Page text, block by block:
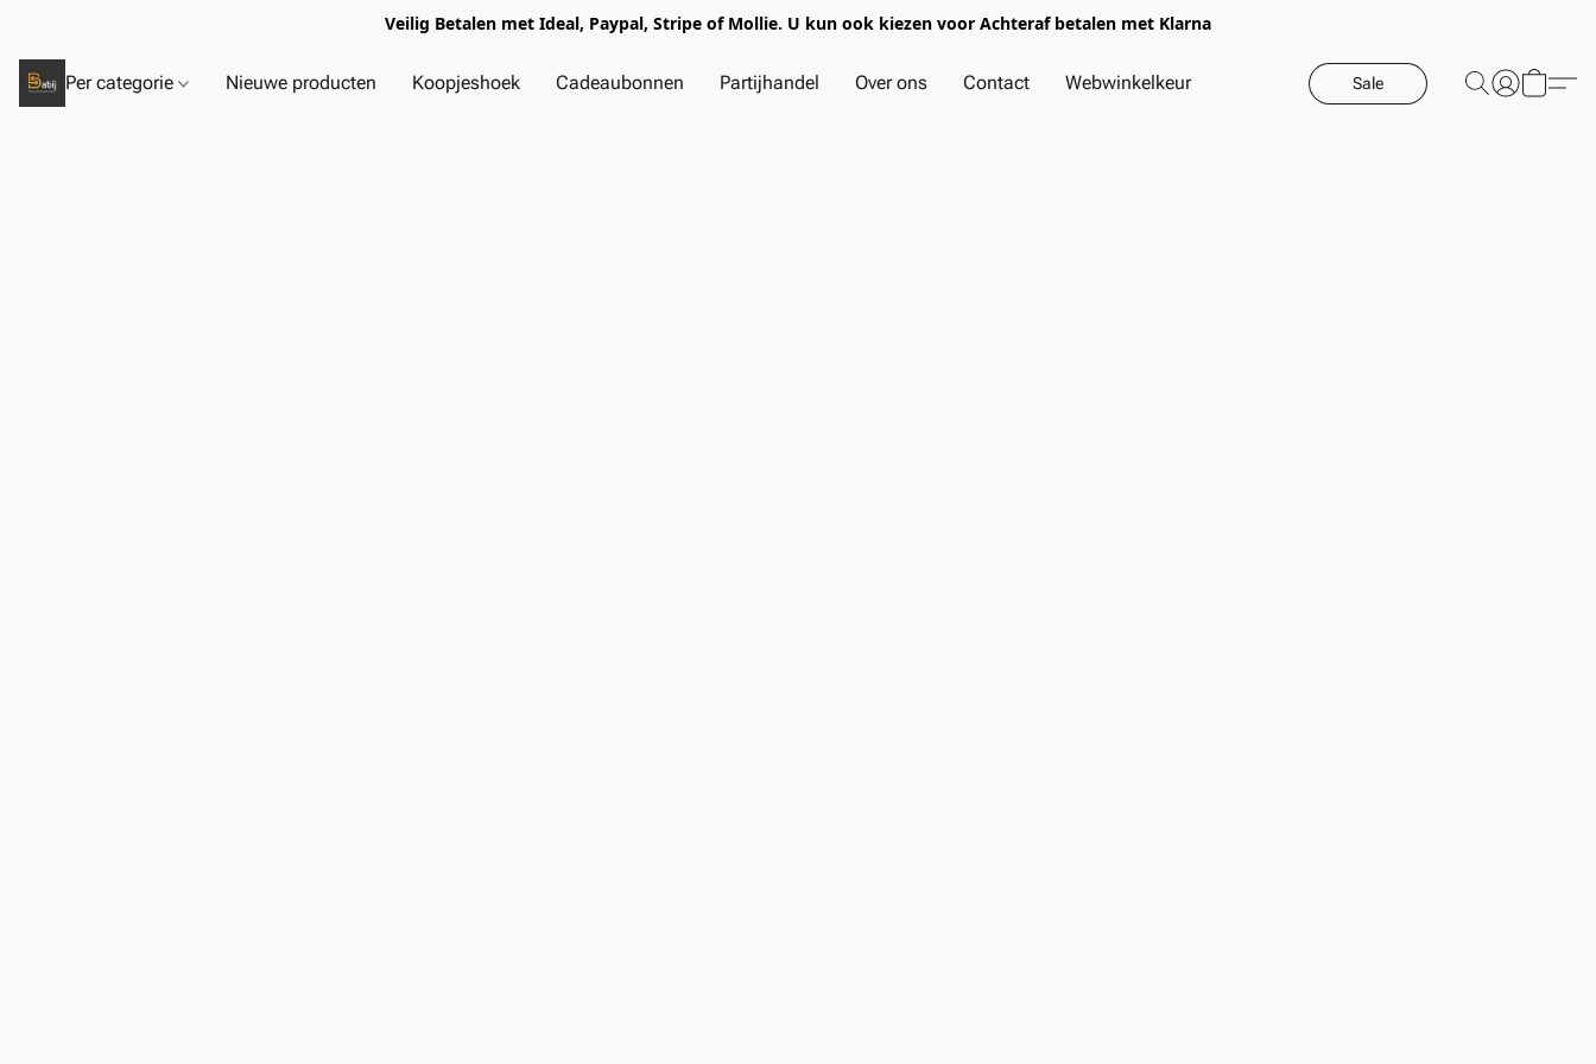
Veilig Betalen met Ideal, Paypal, Stripe of Mollie. U kun ook kiezen voor Achteraf betalen met Klarna
Per categorie Nieuwe producten Koopjeshoek Cadeaubonnen Partijhandel Over ons Contact Webwinkelkeur Sale